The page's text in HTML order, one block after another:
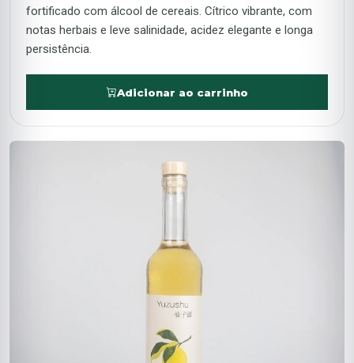
fortificado com álcool de cereais. Cítrico vibrante, com
notas herbais e leve salinidade, acidez elegante e longa
persistência.
Adicionar ao carrinho